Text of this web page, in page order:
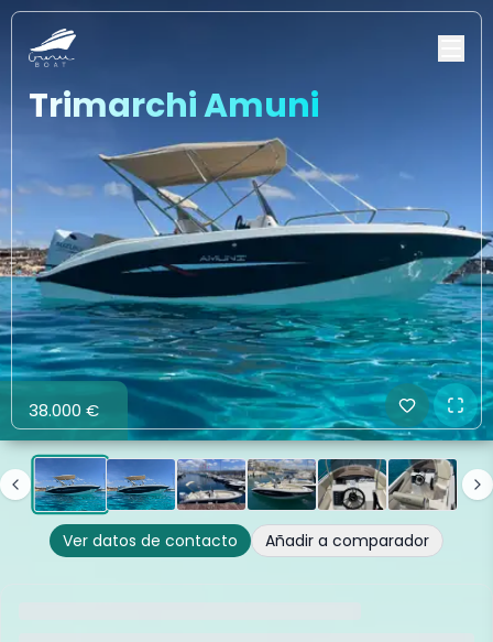
Trimarchi Amuni
38.000 €
Ver datos de contacto Añadir a comparador